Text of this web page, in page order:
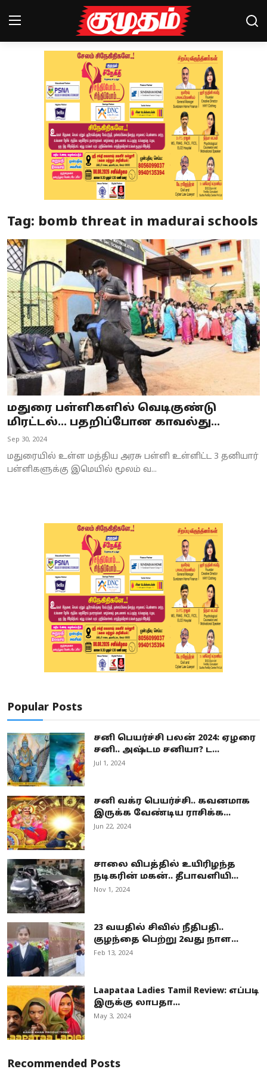
Magazines
Special Story
Business
Crime
Tamilnadu
National
World
Astrology
Spirituality
Weather
Tag: bomb threat in madurai schools
மதுரை பள்ளிகளில் வெடிகுண்டு
மிரட்டல்… பதறிப்போன காவல்து...
Sep 30, 2024
மதுரையில் உள்ள மத்திய அரசு பள்ளி உள்ளிட்ட 3 தனியார்
பள்ளிகளுக்கு இமெயில் மூலம் வ...
Popular Posts
சனி பெயர்ச்சி பலன் 2024: ஏழரை
சனி.. அஷ்டம சனியா? ட...
Jul 1, 2024
சனி வக்ர பெயர்ச்சி.. கவனமாக
இருக்க வேண்டிய ராசிக்க...
Jun 22, 2024
சாலை விபத்தில் உயிரிழந்த
நடிகரின் மகன்.. தீபாவளியி...
Nov 1, 2024
23 வயதில் சிவில் நீதிபதி..
குழந்தை பெற்று 2வது நாள...
Feb 13, 2024
Laapataa Ladies Tamil Review: எப்படி
இருக்கு லாபதா...
May 3, 2024
Recommended Posts